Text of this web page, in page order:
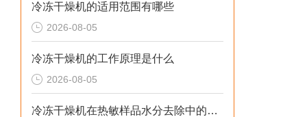
冷冻干燥机的适用范围有哪些
2026-08-05
冷冻干燥机的工作原理是什么
2026-08-05
冷冻干燥机在热敏样品水分去除中的应用